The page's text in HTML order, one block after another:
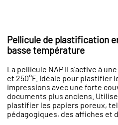
Pellicule de plastification
basse température
La pellicule NAP II s'active à
et 250°F. Idéale pour plastifier
impressions avec une forte
documents plus anciens.
plastifier les papiers poreux,
pédagogiques, des affiches et